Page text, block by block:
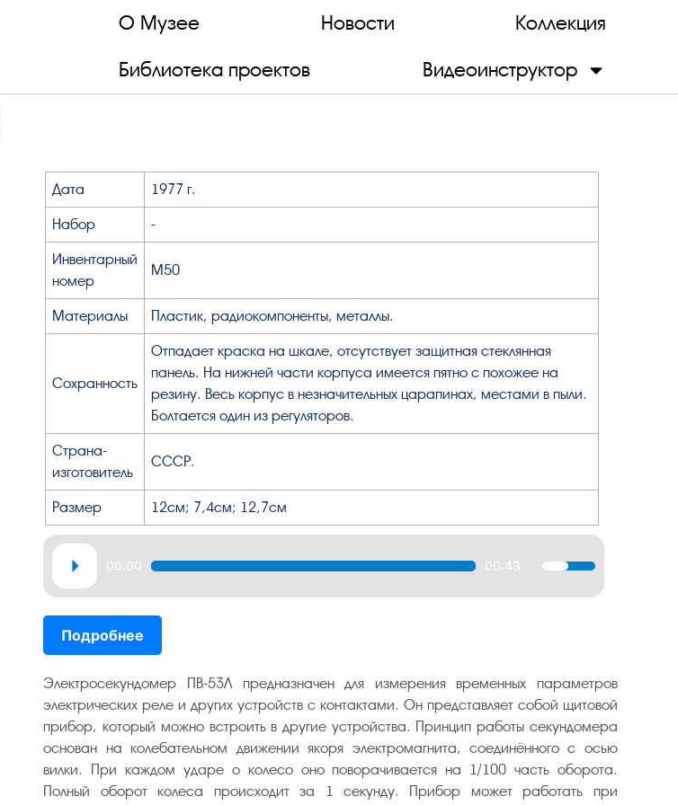
О Музее Новости Коллекция
Библиотека проектов Видеоинструктор
Дата 1977 г.
Набор -
Инвентарный
номер
М50
Материалы Пластик, радиокомпоненты, металлы.
Сохранность
Отпадает краска на шкале, отсутствует защитная стеклянная
панель. На нижней части корпуса имеется пятно с похожее на
резину. Весь корпус в незначительных царапинах, местами в пыли.
Болтается один из регуляторов.
Страна-
изготовитель
СССР.
Размер 12см; 7,4см; 12,7см
Аудиоплеер
00:00 00:43
Используйте
клавиши
увеличить
или
уменьшить
громкость.
Подробнее
Электросекундомер ПВ-53Л предназначен для измерения временных параметров
электрических реле и других устройств с контактами. Он представляет собой щитовой
прибор, который можно встроить в другие устройства. Принцип работы секундомера
основан на колебательном движении якоря электромагнита, соединённого с осью
вилки. При каждом ударе о колесо оно поворачивается на 1/100 часть оборота.
Полный оборот колеса происходит за 1 секунду. Прибор может работать при